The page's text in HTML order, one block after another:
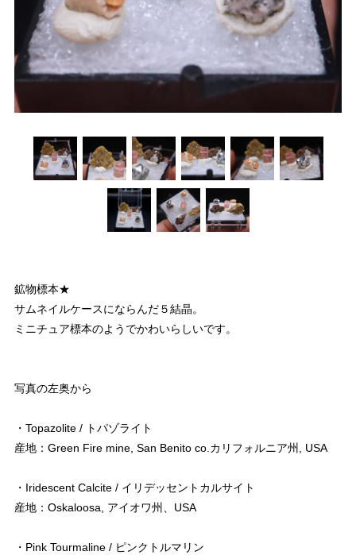
鉱物標本★
サムネイルケースにならんだ５結晶。
ミニチュア標本のようでかわいらしいです。
写真の左奥から
・Topazolite / トパゾライト
産地：Green Fire mine, San Benito co.カリフォルニア州, USA
・Iridescent Calcite / イリデッセントカルサイト
産地：Oskaloosa, アイオワ州、USA
・Pink Tourmaline / ピンクトルマリン